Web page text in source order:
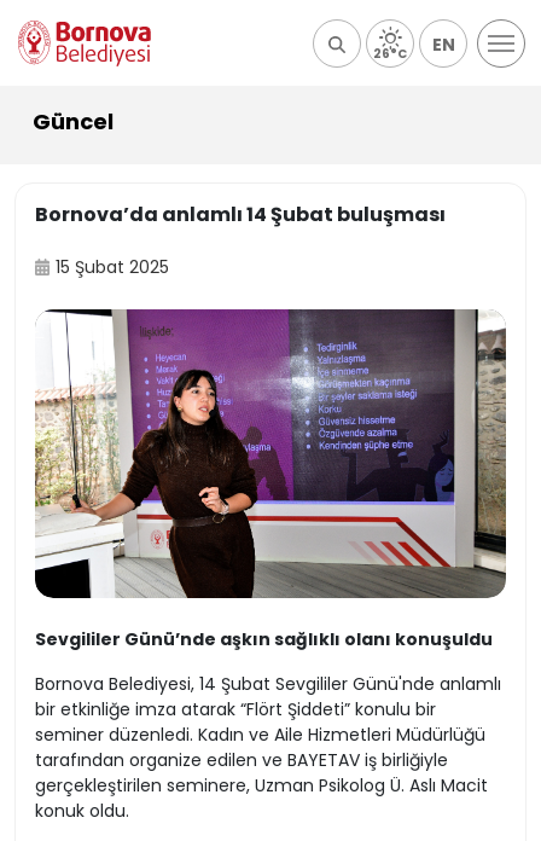
26°C EN
Güncel
Bornova’da anlamlı 14 Şubat buluşması
15 Şubat 2025
Sevgililer Günü’nde aşkın sağlıklı olanı konuşuldu
Bornova Belediyesi, 14 Şubat Sevgililer Günü'nde anlamlı
bir etkinliğe imza atarak “Flört Şiddeti” konulu bir
seminer düzenledi. Kadın ve Aile Hizmetleri Müdürlüğü
tarafından organize edilen ve BAYETAV iş birliğiyle
gerçekleştirilen seminere, Uzman Psikolog Ü. Aslı Macit
konuk oldu.